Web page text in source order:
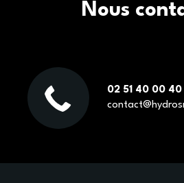
Nous
02 51 40 00 40